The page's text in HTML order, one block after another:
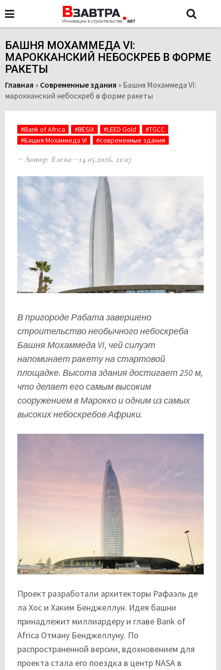
БАШНЯ МОХАММЕДА VI:
МАРОККАНСКИЙ НЕБОСКРЕБ В ФОРМЕ
РАКЕТЫ
Главная » Современные здания » Башня Мохаммеда VI:
марокканский небоскреб в форме ракеты
#Bank of Africa #BESIX #LEED Gold
#TGCC
#Башня Мохаммеда VI
#современные здания
Автор: Елена 14.05.2026, 21:07
В пригороде Рабата завершено
строительство необычного небоскреба
Башня Мохаммеда VI, чей силуэт
напоминает ракету на стартовой
площадке. Высота здания достигает 250 м,
что делает его самым высоким
сооружением в Марокко и одним из самых
высоких небоскребов Африки.
Проект разработали архитекторы Рафаэль де
ла Хос и Хаким Бенджеллун. Идея башни
принадлежит миллиардеру и главе Bank of
Africa Отману Бенджеллуну. По
распространенной версии, вдохновением для
проекта стала его поездка в центр NASA в